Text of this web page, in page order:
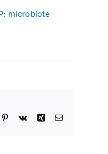
microbiote
Pinterest
Vk Xing Email